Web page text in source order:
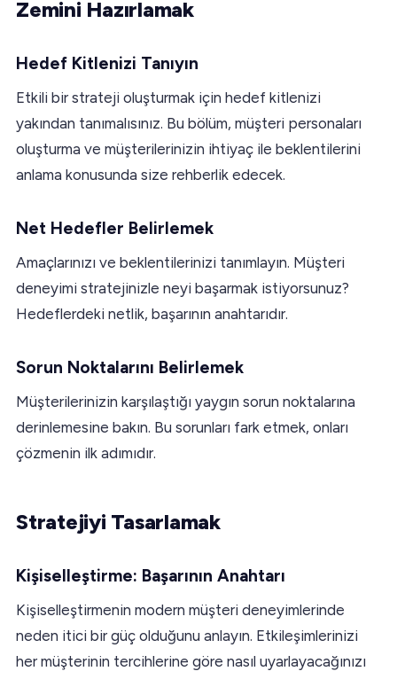
Zemini Hazırlamak
Hedef Kitlenizi Tanıyın
Etkili bir strateji oluşturmak için hedef kitlenizi
yakından tanımalısınız. Bu bölüm, müşteri personaları
oluşturma ve müşterilerinizin ihtiyaç ile beklentilerini
anlama konusunda size rehberlik edecek.
Net Hedefler Belirlemek
Amaçlarınızı ve beklentilerinizi tanımlayın. Müşteri
deneyimi stratejinizle neyi başarmak istiyorsunuz?
Hedeflerdeki netlik, başarının anahtarıdır.
Sorun Noktalarını Belirlemek
Müşterilerinizin karşılaştığı yaygın sorun noktalarına
derinlemesine bakın. Bu sorunları fark etmek, onları
çözmenin ilk adımıdır.
Stratejiyi Tasarlamak
Kişiselleştirme: Başarının Anahtarı
Kişiselleştirmenin modern müşteri deneyimlerinde
neden itici bir güç olduğunu anlayın. Etkileşimlerinizi
her müşterinin tercihlerine göre nasıl uyarlayacağınızı